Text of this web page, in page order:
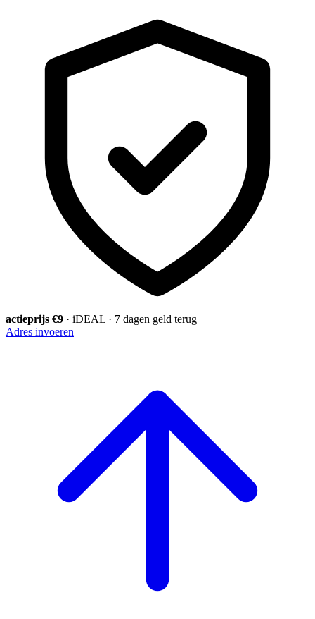
actieprijs €9 · iDEAL · 7 dagen geld terug
Adres invoeren